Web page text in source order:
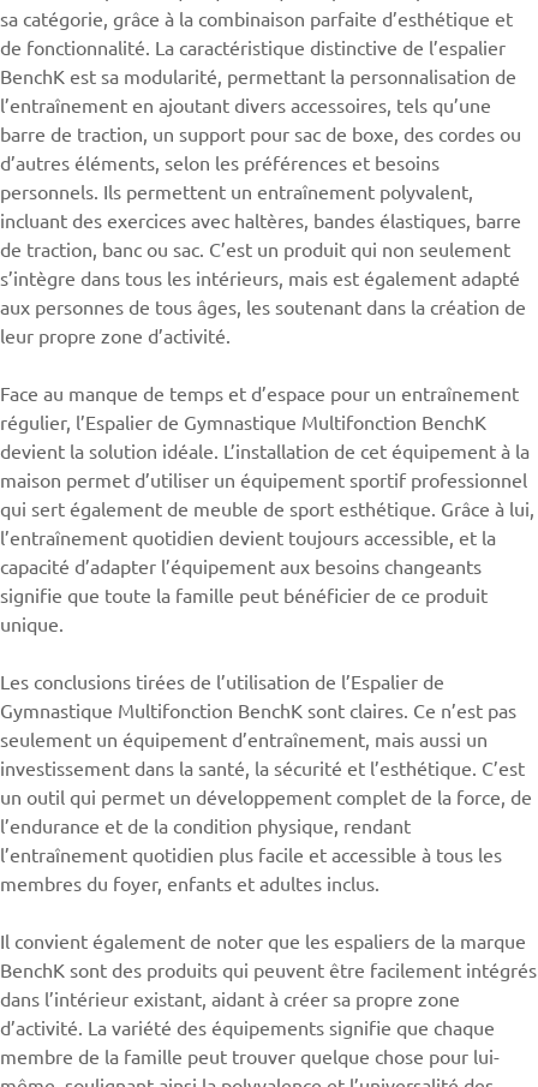
sa catégorie, grâce à la combinaison parfaite d’esthétique et
de fonctionnalité. La caractéristique distinctive de l’espalier
BenchK est sa modularité, permettant la personnalisation de
l’entraînement en ajoutant divers accessoires, tels qu’une
barre de traction, un support pour sac de boxe, des cordes ou
d’autres éléments, selon les préférences et besoins
personnels. Ils permettent un entraînement polyvalent,
incluant des exercices avec haltères, bandes élastiques, barre
de traction, banc ou sac. C’est un produit qui non seulement
s’intègre dans tous les intérieurs, mais est également adapté
aux personnes de tous âges, les soutenant dans la création de
leur propre zone d’activité.
Face au manque de temps et d’espace pour un entraînement
régulier, l’Espalier de Gymnastique Multifonction BenchK
devient la solution idéale. L’installation de cet équipement à la
maison permet d’utiliser un équipement sportif professionnel
qui sert également de meuble de sport esthétique. Grâce à lui,
l’entraînement quotidien devient toujours accessible, et la
capacité d’adapter l’équipement aux besoins changeants
signifie que toute la famille peut bénéficier de ce produit
unique.
Les conclusions tirées de l’utilisation de l’Espalier de
Gymnastique Multifonction BenchK sont claires. Ce n’est pas
seulement un équipement d’entraînement, mais aussi un
investissement dans la santé, la sécurité et l’esthétique. C’est
un outil qui permet un développement complet de la force, de
l’endurance et de la condition physique, rendant
l’entraînement quotidien plus facile et accessible à tous les
membres du foyer, enfants et adultes inclus.
Il convient également de noter que les espaliers de la marque
BenchK sont des produits qui peuvent être facilement intégrés
dans l’intérieur existant, aidant à créer sa propre zone
d’activité. La variété des équipements signifie que chaque
membre de la famille peut trouver quelque chose pour lui-